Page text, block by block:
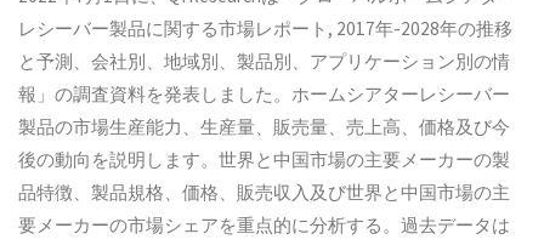
レシーバー製品に関する市場レポート, 2017年-2028年の推移
と予測、会社別、地域別、製品別、アプリケーション別の情
報」の調査資料を発表しました。ホームシアターレシーバー
製品の市場生産能力、生産量、販売量、売上高、価格及び今
後の動向を説明します。世界と中国市場の主要メーカーの製
品特徴、製品規格、価格、販売収入及び世界と中国市場の主
要メーカーの市場シェアを重点的に分析する。過去データは